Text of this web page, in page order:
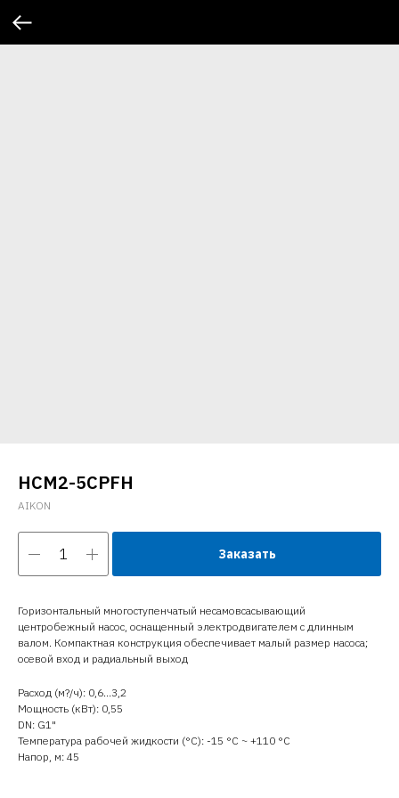
HCM2-5CPFH
AIKON
Заказать
Горизонтальный многоступенчатый несамовсасывающий
центробежный насос, оснащенный электродвигателем с длинным
валом. Компактная конструкция обеспечивает малый размер насоса;
осевой вход и радиальный выход
Расход (м?/ч): 0,6…3,2
Мощность (кВт): 0,55
DN: G1"
Температура рабочей жидкости (°C): -15 °С ~ +110 °С
Напор, м: 45